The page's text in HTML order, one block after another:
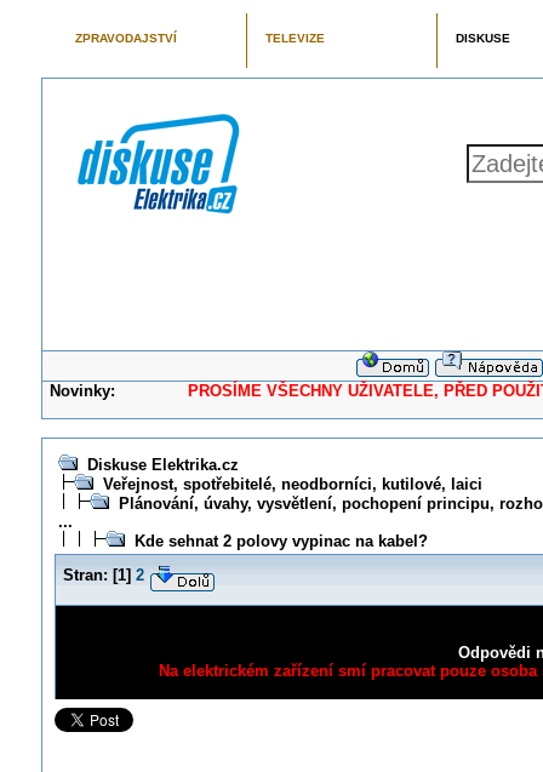
ZPRAVODAJSTVÍ TELEVIZE DISKUSE
Novinky: PROSÍME VŠECHNY UŽIVATELE, PŘED
Diskuse Elektrika.cz
Veřejnost, spotřebitelé, neodborníci, kutilové, laici
Plánování, úvahy, vysvětlení, pochopení principu,
...
Kde sehnat 2 polovy vypinac na kabel?
Stran: [1] 2
Odpovědi
Na elektrickém zařízení smí pracovat pouze